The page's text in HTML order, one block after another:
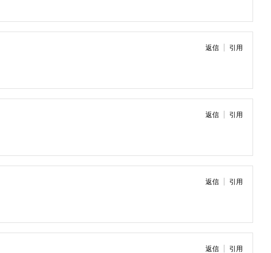
返信 引用
返信 引用
返信 引用
返信 引用